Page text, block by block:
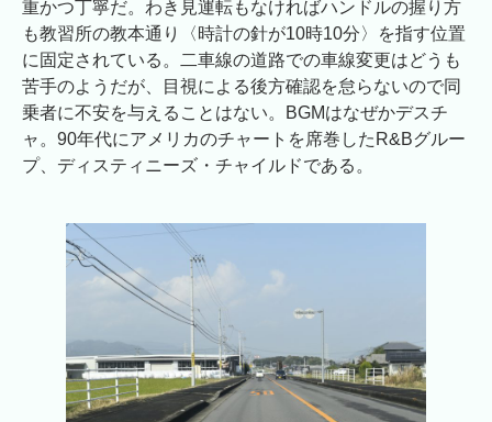
重かつ丁寧だ。わき見運転もなければハンドルの握り方
も教習所の教本通り〈時計の針が10時10分〉を指す位置
に固定されている。二車線の道路での車線変更はどうも
苦手のようだが、目視による後方確認を怠らないので同
乗者に不安を与えることはない。BGMはなぜかデスチ
ャ。90年代にアメリカのチャートを席巻したR&Bグルー
プ、ディスティニーズ・チャイルドである。